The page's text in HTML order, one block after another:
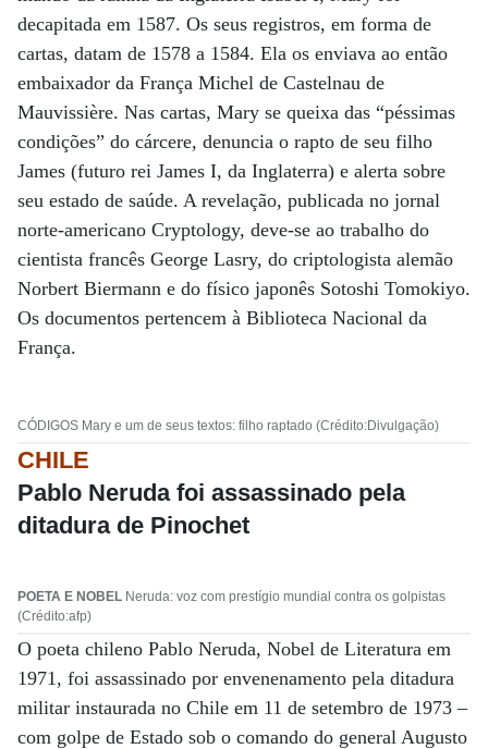
decapitada em 1587. Os seus registros, em forma de
cartas, datam de 1578 a 1584. Ela os enviava ao então
embaixador da França Michel de Castelnau de
Mauvissière. Nas cartas, Mary se queixa das “péssimas
condições” do cárcere, denuncia o rapto de seu filho
James (futuro rei James I, da Inglaterra) e alerta sobre
seu estado de saúde. A revelação, publicada no jornal
norte-americano Cryptology, deve-se ao trabalho do
cientista francês George Lasry, do criptologista alemão
Norbert Biermann e do físico japonês Sotoshi Tomokiyo.
Os documentos pertencem à Biblioteca Nacional da
França.
CÓDIGOS Mary e um de seus textos: filho raptado (Crédito:Divulgação)
CHILE
Pablo Neruda foi assassinado pela
ditadura de Pinochet
POETA E NOBEL Neruda: voz com prestígio mundial contra os golpistas
(Crédito:afp)
O poeta chileno Pablo Neruda, Nobel de Literatura em
1971, foi assassinado por envenenamento pela ditadura
militar instaurada no Chile em 11 de setembro de 1973 –
com golpe de Estado sob o comando do general Augusto